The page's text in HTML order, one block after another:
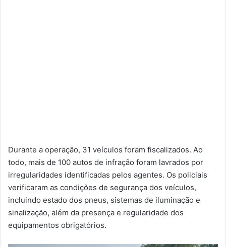
Durante a operação, 31 veículos foram fiscalizados. Ao
todo, mais de 100 autos de infração foram lavrados por
irregularidades identificadas pelos agentes. Os policiais
verificaram as condições de segurança dos veículos,
incluindo estado dos pneus, sistemas de iluminação e
sinalização, além da presença e regularidade dos
equipamentos obrigatórios.